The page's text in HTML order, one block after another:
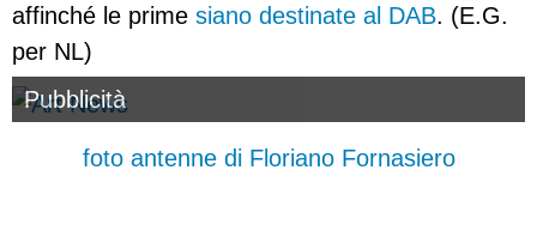
affinché le prime siano destinate al DAB. (E.G.
per NL)
Pubblicità
foto antenne di Floriano Fornasiero